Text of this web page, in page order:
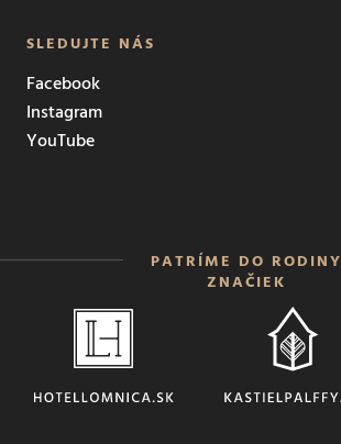
SLEDUJTE NÁS
Facebook
Instagram
YouTube
PATRÍME DO RODINY
ZNAČIEK